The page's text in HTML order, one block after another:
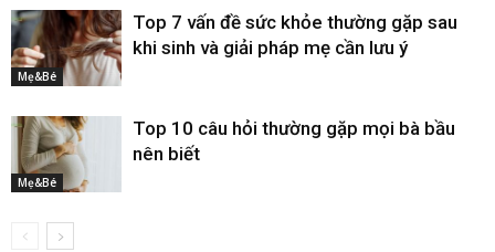
Mẹ&Bé
Top 7 vấn đề sức khỏe thường gặp sau
khi sinh và giải pháp mẹ cần lưu ý
Mẹ&Bé
Top 10 câu hỏi thường gặp mọi bà bầu
nên biết